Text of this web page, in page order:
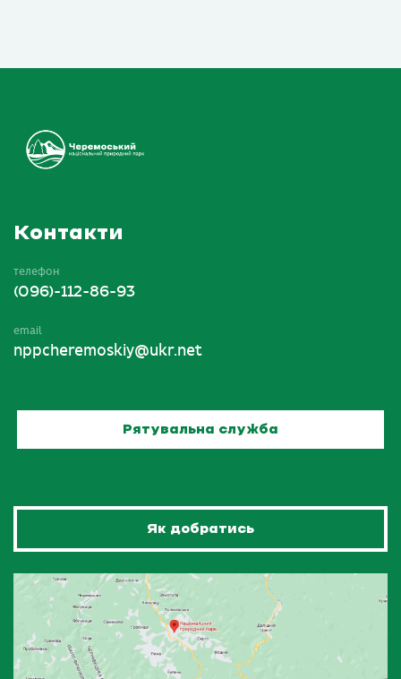
Контакти
телефон
(096)-112-86-93
email
nppcheremoskiy@ukr.net
Рятувальна служба
Як добратись